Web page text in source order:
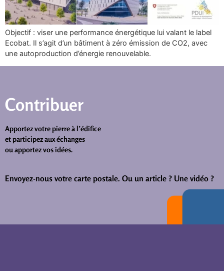
Objectif : viser une performance énergétique lui valant le label
Ecobat. Il s’agit d’un bâtiment à zéro émission de CO2, avec
une autoproduction d’énergie renouvelable.
Contribuer
Apportez votre pierre à l’édifice
et participez aux échanges
ou apportez vos idées.
Envoyez-nous votre carte postale. Ou un article ? Une vidéo ?